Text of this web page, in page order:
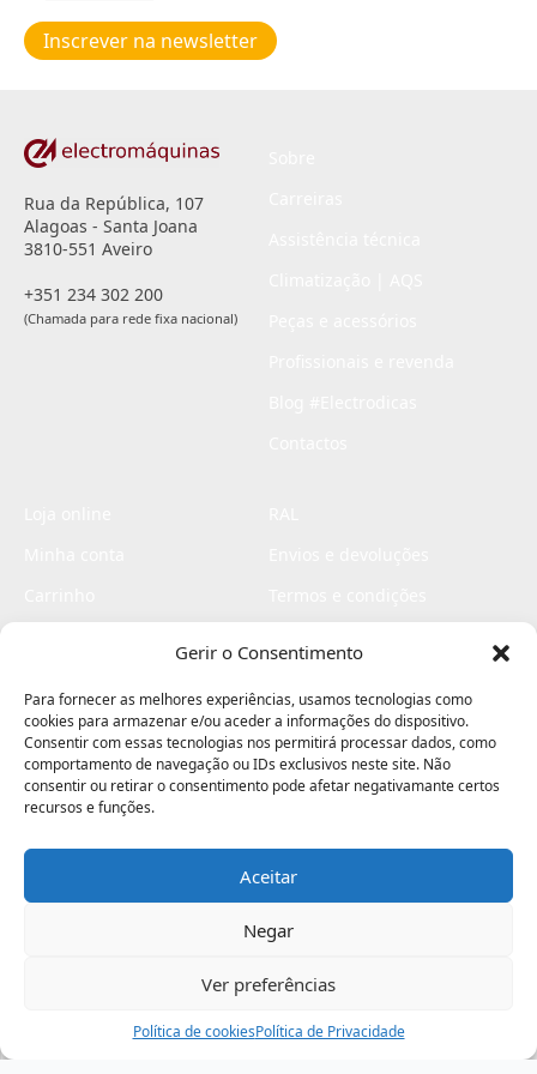
Gerir o Consentimento
Para fornecer as melhores experiências, usamos tecnologias como
cookies para armazenar e/ou aceder a informações do dispositivo.
Consentir com essas tecnologias nos permitirá processar dados, como
comportamento de navegação ou IDs exclusivos neste site. Não
consentir ou retirar o consentimento pode afetar negativamante certos
recursos e funções.
Aceitar
Negar
Ver preferências
Política de cookiesPolítica de Privacidade
de
privacidade
Inscrever na newsletter
Rua da República, 107
Alagoas - Santa Joana
3810-551 Aveiro
+351 234 302 200
(Chamada para rede fixa nacional)
Livro de elogios
Electromaquinas ©2026
contágio - agência criativa
Assistência Ajuda Minha Conta